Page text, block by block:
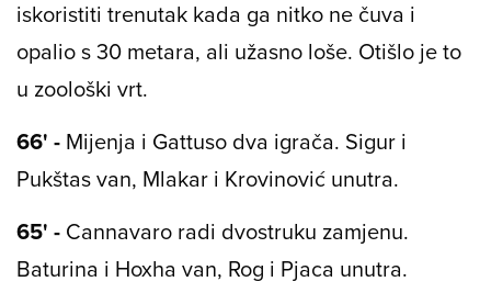
iskoristiti trenutak kada ga nitko ne čuva i
opalio s 30 metara, ali užasno loše. Otišlo je to
u zoološki vrt.
66' - Mijenja i Gattuso dva igrača. Sigur i
Pukštas van, Mlakar i Krovinović unutra.
65' - Cannavaro radi dvostruku zamjenu.
Baturina i Hoxha van, Rog i Pjaca unutra.